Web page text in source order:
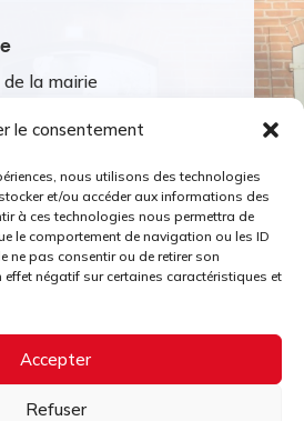
le consentement
nous utilisons des technologies
et/ou accéder aux informations des
à ces technologies nous permettra de
le comportement de navigation ou les ID
ne pas consentir ou de retirer son
effet négatif sur certaines caractéristiques et
Accepter
Refuser
de la mairie
05 04